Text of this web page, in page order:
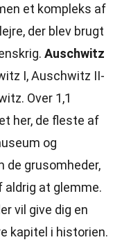
et kompleks af
der blev brugt
Auschwitz
I, Auschwitz II-
Over 1,1
her, de fleste af
og
de grusomheder,
aldrig at glemme.
vil give dig en
kapitel i historien.